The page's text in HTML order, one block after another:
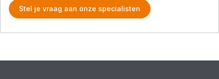
Stel je vraag aan onze specialisten